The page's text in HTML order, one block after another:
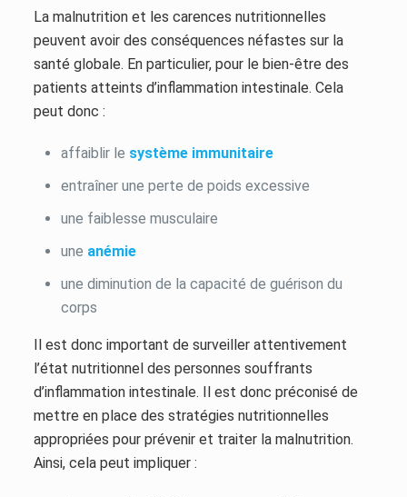
La malnutrition et les carences nutritionnelles
peuvent avoir des conséquences néfastes sur la
santé globale. En particulier, pour le bien-être des
patients atteints d’inflammation intestinale. Cela
peut donc :
affaiblir le système immunitaire
entraîner une perte de poids excessive
une faiblesse musculaire
une anémie
une diminution de la capacité de guérison du
corps
Il est donc important de surveiller attentivement
l’état nutritionnel des personnes souffrants
d’inflammation intestinale. Il est donc préconisé de
mettre en place des stratégies nutritionnelles
appropriées pour prévenir et traiter la malnutrition.
Ainsi, cela peut impliquer :